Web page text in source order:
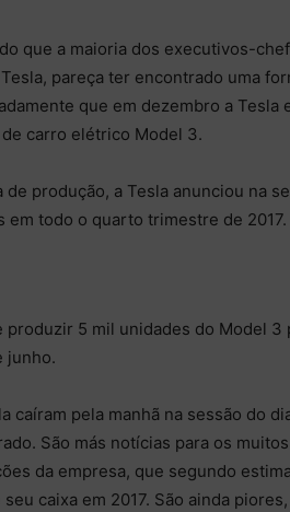
que a maioria dos executivos-
pareça ter encontrado uma
que em dezembro a Tesla
carro elétrico Model 3.
produção, a Tesla anunciou na
em todo o quarto trimestre de 2017.
produzir 5 mil unidades do Model 3
junho.
caíram pela manhã na sessão do
São más notícias para os muitos
da empresa, que segundo
caixa em 2017. São ainda